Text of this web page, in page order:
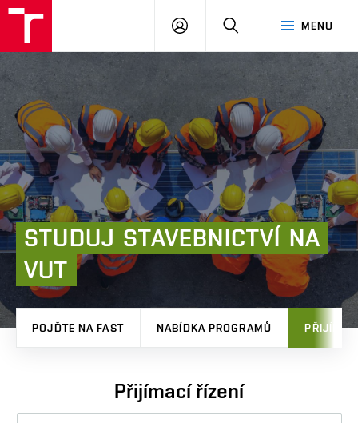
Brno
MENU
PŘIHLÁSIT
STUDUJ STAVEBNICTVÍ NA
VUT
POJĎTE NA FAST NABÍDKA PROGRAMŮ
Přijímací řízení